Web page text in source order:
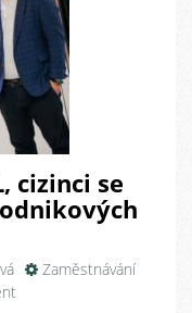
cizinci se
Zaměstnávání